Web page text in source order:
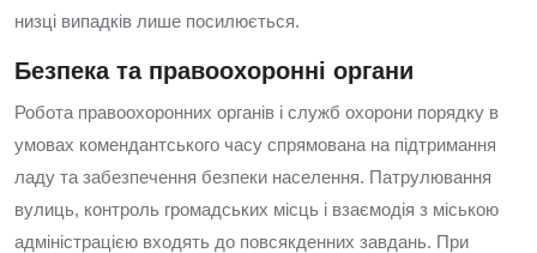
низці випадків лише посилюється.
Безпека та правоохоронні органи
Робота правоохоронних органів і служб охорони порядку в
умовах комендантського часу спрямована на підтримання
ладу та забезпечення безпеки населення. Патрулювання
вулиць, контроль громадських місць і взаємодія з міською
адміністрацією входять до повсякденних завдань. При